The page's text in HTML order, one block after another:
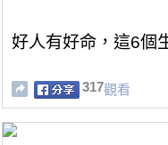
好人有好命，這6個
317觀看